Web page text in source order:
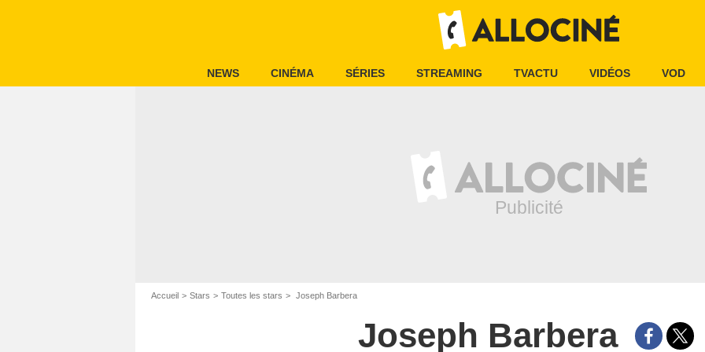
NEWS CINÉMA SÉRIES STREAMING TVACTU VIDÉOS VOD
Accueil Stars Toutes les stars Joseph Barbera
Joseph Barbera